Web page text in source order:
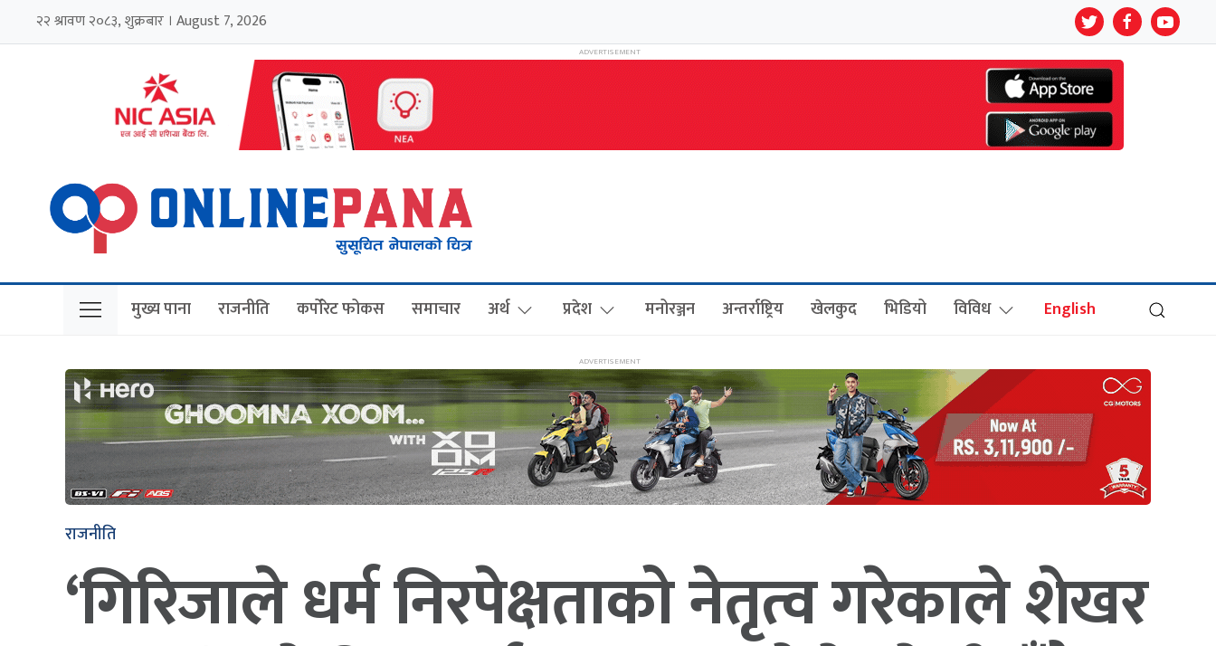
२२ श्रावण २०८३, शुक्रबार । August 7, 2026
मुख्य पाना राजनीति कर्पोरेट फोकस समाचार अर्थ प्रदेश मनोरञ्जन अन्तर्राष्ट्रिय खेलकुद भिडियो विविध English
राजनीति
‘गिरिजाले धर्म निरपेक्षताको नेतृत्व गरेकाले शेखर